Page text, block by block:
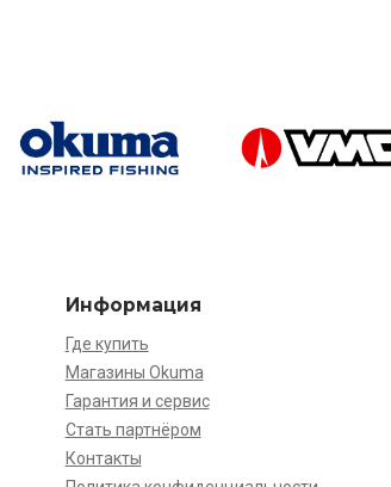
Информация
Где купить
Магазины Okuma
Гарантия и сервис
Стать партнёром
Контакты